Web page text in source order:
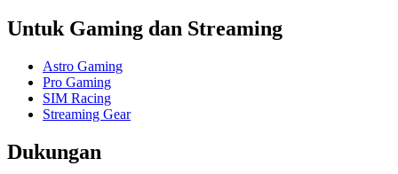
Untuk Gaming dan Streaming
Astro Gaming
Pro Gaming
SIM Racing
Streaming Gear
Dukungan